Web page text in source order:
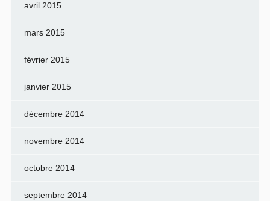
avril 2015
mars 2015
février 2015
janvier 2015
décembre 2014
novembre 2014
octobre 2014
septembre 2014